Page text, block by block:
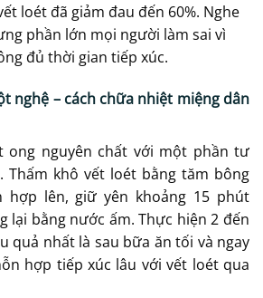
loét đã giảm đau đến 60%. Nghe
phần lớn mọi người làm sai vì
đủ thời gian tiếp xúc.
nghệ – cách chữa nhiệt miệng dân
ong nguyên chất với một phần tư
khô vết loét bằng tăm bông
hợp lên, giữ yên khoảng 15 phút
lại bằng nước ấm. Thực hiện 2 đến
quả nhất là sau bữa ăn tối và ngay
hợp tiếp xúc lâu với vết loét qua